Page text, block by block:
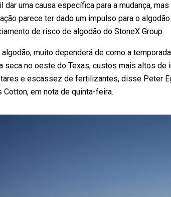
dar uma causa específica para a mudança,
parece ter dado um impulso para o
de risco de algodão do StoneX Group.
algodão, muito dependerá de como a
seca no oeste do Texas, custos mais altos de
e escassez de fertilizantes, disse Peter
Cotton, em nota de quinta-feira.